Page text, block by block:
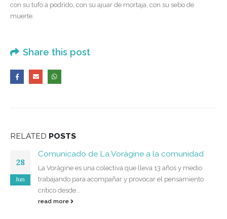
con su tufo a podrido, con su ajuar de mortaja, con su sebo de
muerte.
Share this post
RELATED POSTS
28
Jun
Comunicado de La Vorágine a la comunidad
La Vorágine es una colectiva que lleva 13 años y medio
trabajando para acompañar y provocar el pensamiento
crítico desde...
read more